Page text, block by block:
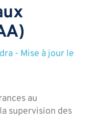
- Mise à jour le
au
supervision des